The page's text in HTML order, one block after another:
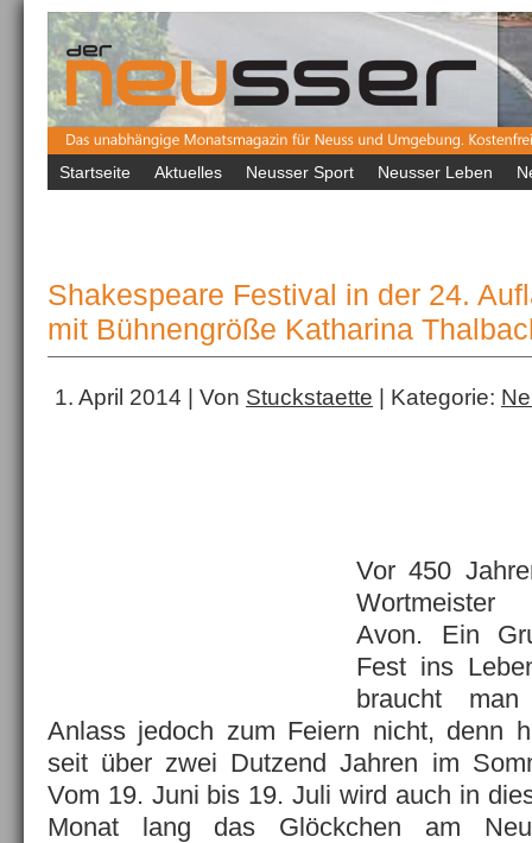
Startseite Aktuelles Neusser Sport Neusser Leben
Shakespeare Festival in der 24.
mit Bühnengröße Katharina
1. April 2014 | Von Stuckstaette | Kategorie:
Vor 450
Wortmeister
Avon. Ein
Fest ins
braucht man
Anlass jedoch zum Feiern nicht, denn
seit über zwei Dutzend Jahren im
Vom 19. Juni bis 19. Juli wird auch in
Monat lang das Glöckchen am